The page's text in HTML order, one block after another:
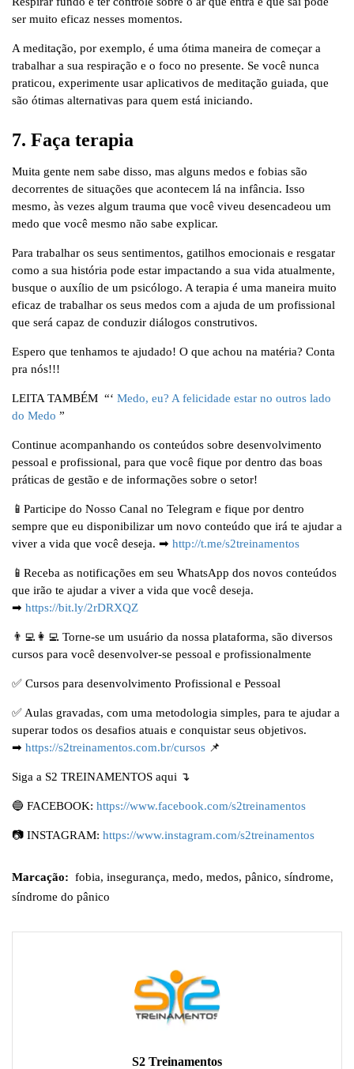
ser muito eficaz nesses momentos.
A meditação, por exemplo, é uma ótima maneira de começar a
trabalhar a sua respiração e o foco no presente. Se você nunca
praticou, experimente usar aplicativos de meditação guiada, que
são ótimas alternativas para quem está iniciando.
7. Faça terapia
Muita gente nem sabe disso, mas alguns medos e fobias são
decorrentes de situações que acontecem lá na infância. Isso
mesmo, às vezes algum trauma que você viveu desencadeou um
medo que você mesmo não sabe explicar.
Para trabalhar os seus sentimentos, gatilhos emocionais e resgatar
como a sua história pode estar impactando a sua vida atualmente,
busque o auxílio de um psicólogo. A terapia é uma maneira muito
eficaz de trabalhar os seus medos com a ajuda de um profissional
que será capaz de conduzir diálogos construtivos.
Espero que tenhamos te ajudado! O que achou na matéria? Conta
pra nós!!!
LEITA TAMBÉM “‘ Medo, eu? A felicidade estar no outros lado
do Medo ”
Continue acompanhando os conteúdos sobre desenvolvimento
pessoal e profissional, para que você fique por dentro das boas
práticas de gestão e de informações sobre o setor!
📱Participe do Nosso Canal no Telegram e fique por dentro
sempre que eu disponibilizar um novo conteúdo que irá te ajudar a
viver a vida que você deseja. ➡ http://t.me/s2treinamentos
📱Receba as notificações em seu WhatsApp dos novos conteúdos
que irão te ajudar a viver a vida que você deseja.
➡ https://bit.ly/2rDRXQZ
👨‍💻👩‍💻 Torne-se um usuário da nossa plataforma, são diversos
cursos para você desenvolver-se pessoal e profissionalmente
✅ Cursos para desenvolvimento Profissional e Pessoal
✅ Aulas gravadas, com uma metodologia simples, para te ajudar a
superar todos os desafios atuais e conquistar seus objetivos.
➡ https://s2treinamentos.com.br/cursos 📌
Siga a S2 TREINAMENTOS aqui ↴
🔵 FACEBOOK: https://www.facebook.com/s2treinamentos
📷 INSTAGRAM: https://www.instagram.com/s2treinamentos
Marcação: fobia, insegurança, medo, medos, pânico, síndrome,
síndrome do pânico
S2 Treinamentos